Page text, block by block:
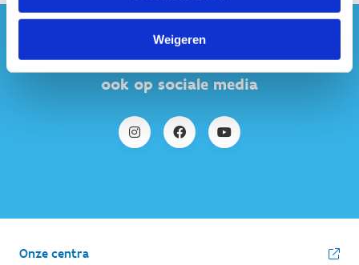
Weigeren
#sportersbelevenmeer
ook op sociale media
Onze centra